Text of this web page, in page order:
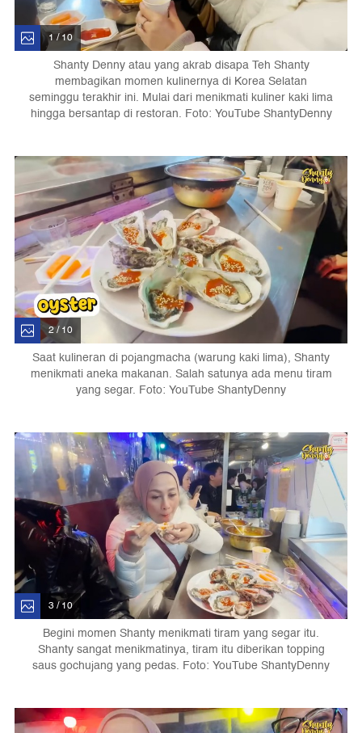
1 / 10
Shanty Denny atau yang akrab disapa Teh Shanty
membagikan momen kulinernya di Korea Selatan
seminggu terakhir ini. Mulai dari menikmati kuliner kaki lima
hingga bersantap di restoran. Foto: YouTube ShantyDenny
2 / 10
Saat kulineran di pojangmacha (warung kaki lima), Shanty
menikmati aneka makanan. Salah satunya ada menu tiram
yang segar. Foto: YouTube ShantyDenny
3 / 10
Begini momen Shanty menikmati tiram yang segar itu.
Shanty sangat menikmatinya, tiram itu diberikan topping
saus gochujang yang pedas. Foto: YouTube ShantyDenny